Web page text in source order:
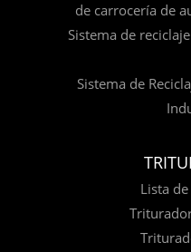
de carrocería de
Sistema de
Sistema de
Lista